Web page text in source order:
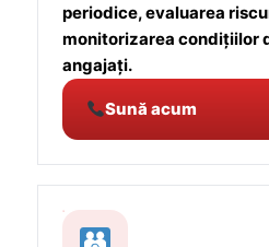
periodice, evaluarea
monitorizarea condițiilor
angajați.
Sună acum